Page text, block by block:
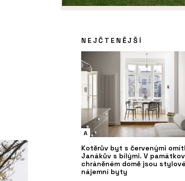
NEJČTENĚJŠÍ
A
Kotěrův byt s červenými
Janákův s bílými. V
chráněném domě jsou stylové
nájemní byty